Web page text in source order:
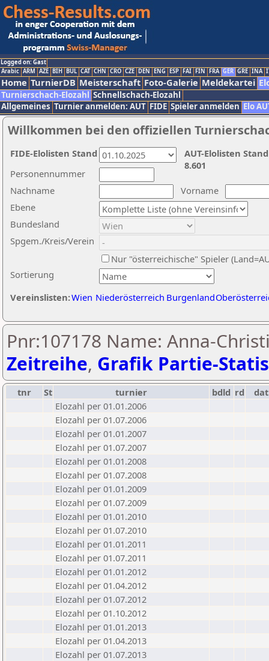
Logged on: Gast
Arabic ARM AZE BIH BUL CAT CHN CRO CZE DEN ENG ESP FAI FIN FRA GER GRE INA
Home TurnierDB Meisterschaft Foto-Galerie Meldekartei
Turnierschach-Elozahl Schnellschach-Elozahl
Allgemeines Turnier anmelden: AUT FIDE Spieler anmelden Elo
Willkommen bei den offiziellen
Nachname
Vorname
Ebene
Sortierung
Personennummer
Bundesland
Spgem./Kreis/Verein
Nur "österreichische" Spieler
Vereinslisten:Wien Niederösterreich Burgenland
AUT-Elolisten
8.601
FIDE-Elolisten Stand
Pnr:107178 Name: Anna-
Zeitreihe, Grafik Partie-
tnr St turnier bdld rd
Elozahl per 01.01.2006
Elozahl per 01.07.2006
Elozahl per 01.01.2007
Elozahl per 01.07.2007
Elozahl per 01.01.2008
Elozahl per 01.07.2008
Elozahl per 01.01.2009
Elozahl per 01.07.2009
Elozahl per 01.01.2010
Elozahl per 01.07.2010
Elozahl per 01.01.2011
Elozahl per 01.07.2011
Elozahl per 01.01.2012
Elozahl per 01.04.2012
Elozahl per 01.07.2012
Elozahl per 01.10.2012
Elozahl per 01.01.2013
Elozahl per 01.04.2013
Elozahl per 01.07.2013